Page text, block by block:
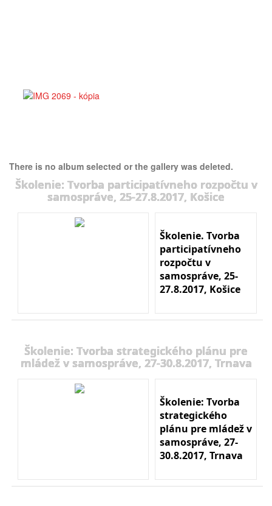
There is no album selected or the gallery was deleted.
Školenie: Tvorba participatívneho rozpočtu v
samospráve, 25-27.8.2017, Košice
Školenie. Tvorba
participatívneho
rozpočtu v
samospráve, 25-
27.8.2017, Košice
Školenie: Tvorba strategického plánu pre
mládež v samospráve, 27-30.8.2017, Trnava
Školenie: Tvorba
strategického
plánu pre mládež v
samospráve, 27-
30.8.2017, Trnava